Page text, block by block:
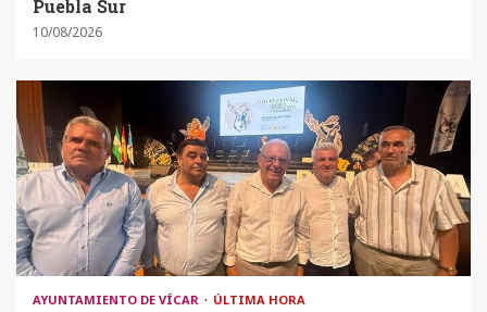
Puebla Sur
10/08/2026
AYUNTAMIENTO DE VÍCAR ÚLTIMA HORA